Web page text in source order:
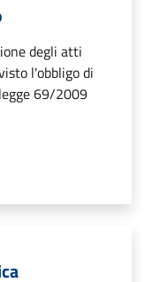
degli atti
l'obbligo di
69/2009